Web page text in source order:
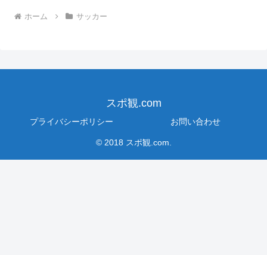
ホーム サッカー
スポ観.com
プライバシーポリシー お問い合わせ
© 2018 スポ観.com.